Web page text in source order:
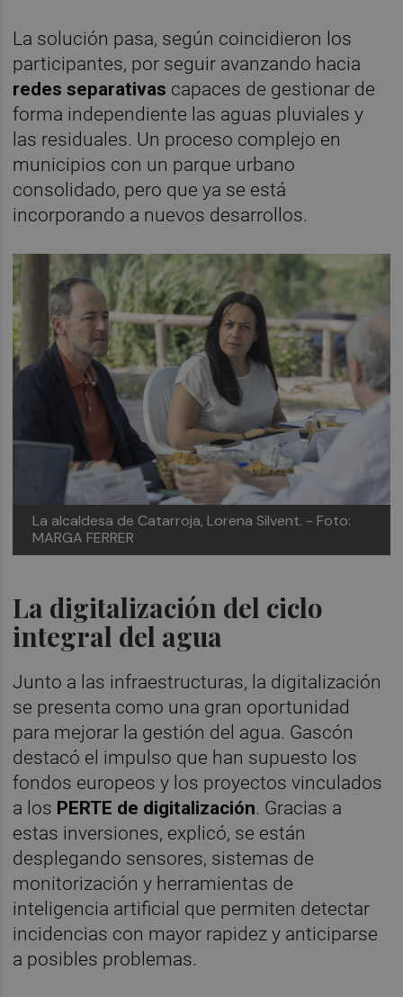
La solución pasa, según coincidieron los
participantes, por seguir avanzando hacia
redes separativas capaces de gestionar de
forma independiente las aguas pluviales y
las residuales. Un proceso complejo en
municipios con un parque urbano
consolidado, pero que ya se está
incorporando a nuevos desarrollos.
La alcaldesa de Catarroja, Lorena Silvent. - Foto:
MARGA FERRER
La digitalización del ciclo
integral del agua
Junto a las infraestructuras, la digitalización
se presenta como una gran oportunidad
para mejorar la gestión del agua. Gascón
destacó el impulso que han supuesto los
fondos europeos y los proyectos vinculados
a los PERTE de digitalización. Gracias a
estas inversiones, explicó, se están
desplegando sensores, sistemas de
monitorización y herramientas de
inteligencia artificial que permiten detectar
incidencias con mayor rapidez y anticiparse
a posibles problemas.